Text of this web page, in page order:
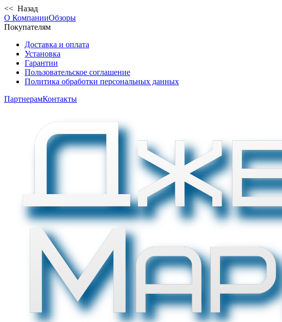
<< Назад
О КомпанииОбзоры
Покупателям
Доставка и оплата
Установка
Гарантии
Пользовательское соглашение
Политика обработки персональных данных
ПартнерамКонтакты